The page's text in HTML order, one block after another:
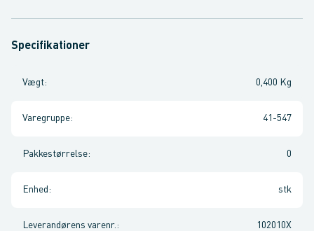
Specifikationer
Vægt: 0,400 Kg
Varegruppe: 41-547
Pakkestørrelse: 0
Enhed : stk
Leverandørens varenr. : 102010X